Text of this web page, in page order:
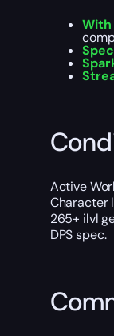
Active
Character
265+ ilvl
DPS spec.